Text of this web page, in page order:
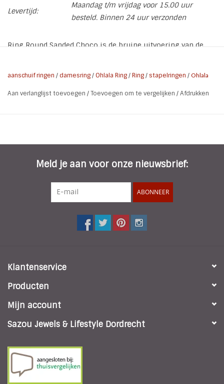
Levertijd:
Maandag t/m vrijdag voor 15.00 uur
besteld. Binnen 24 uur verzonden
Ring Round Sanded Choco is de bruine uitvoering van de
* Merk: Ohlala
* Materiaal: Sanded Stainless Steel 316L
aanschuif ringen / damesring/Ohlala Ring/Ring/stapelringen / Ohlala
Aan verlanglijst toevoegen /Toevoegen om te vergelijken /Afdrukken
Meld je aan voor onze nieuwsbrief:
ABONNEER
Klantenservice
Producten
Mijn account
Sazou Jewels & Lifestyle Dordrecht